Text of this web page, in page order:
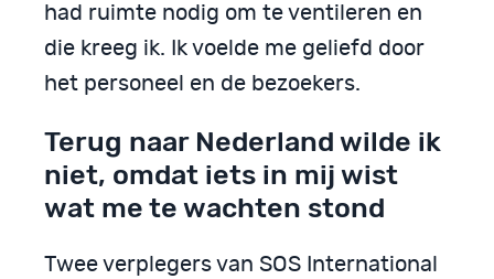
had ruimte nodig om te ventileren en
die kreeg ik. Ik voelde me geliefd door
het personeel en de bezoekers.
Terug naar Nederland wilde ik
niet, omdat iets in mij wist
wat me te wachten stond
Twee verplegers van SOS International